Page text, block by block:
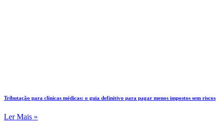
Tributação para clínicas médicas: o guia definitivo para pagar menos impostos sem riscos
Ler Mais »